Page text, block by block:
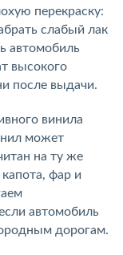
перекраску:
слабый лак
автомобиль
высокого
после выдачи.
винила
может
на ту же
фар и
автомобиль
дорогам.